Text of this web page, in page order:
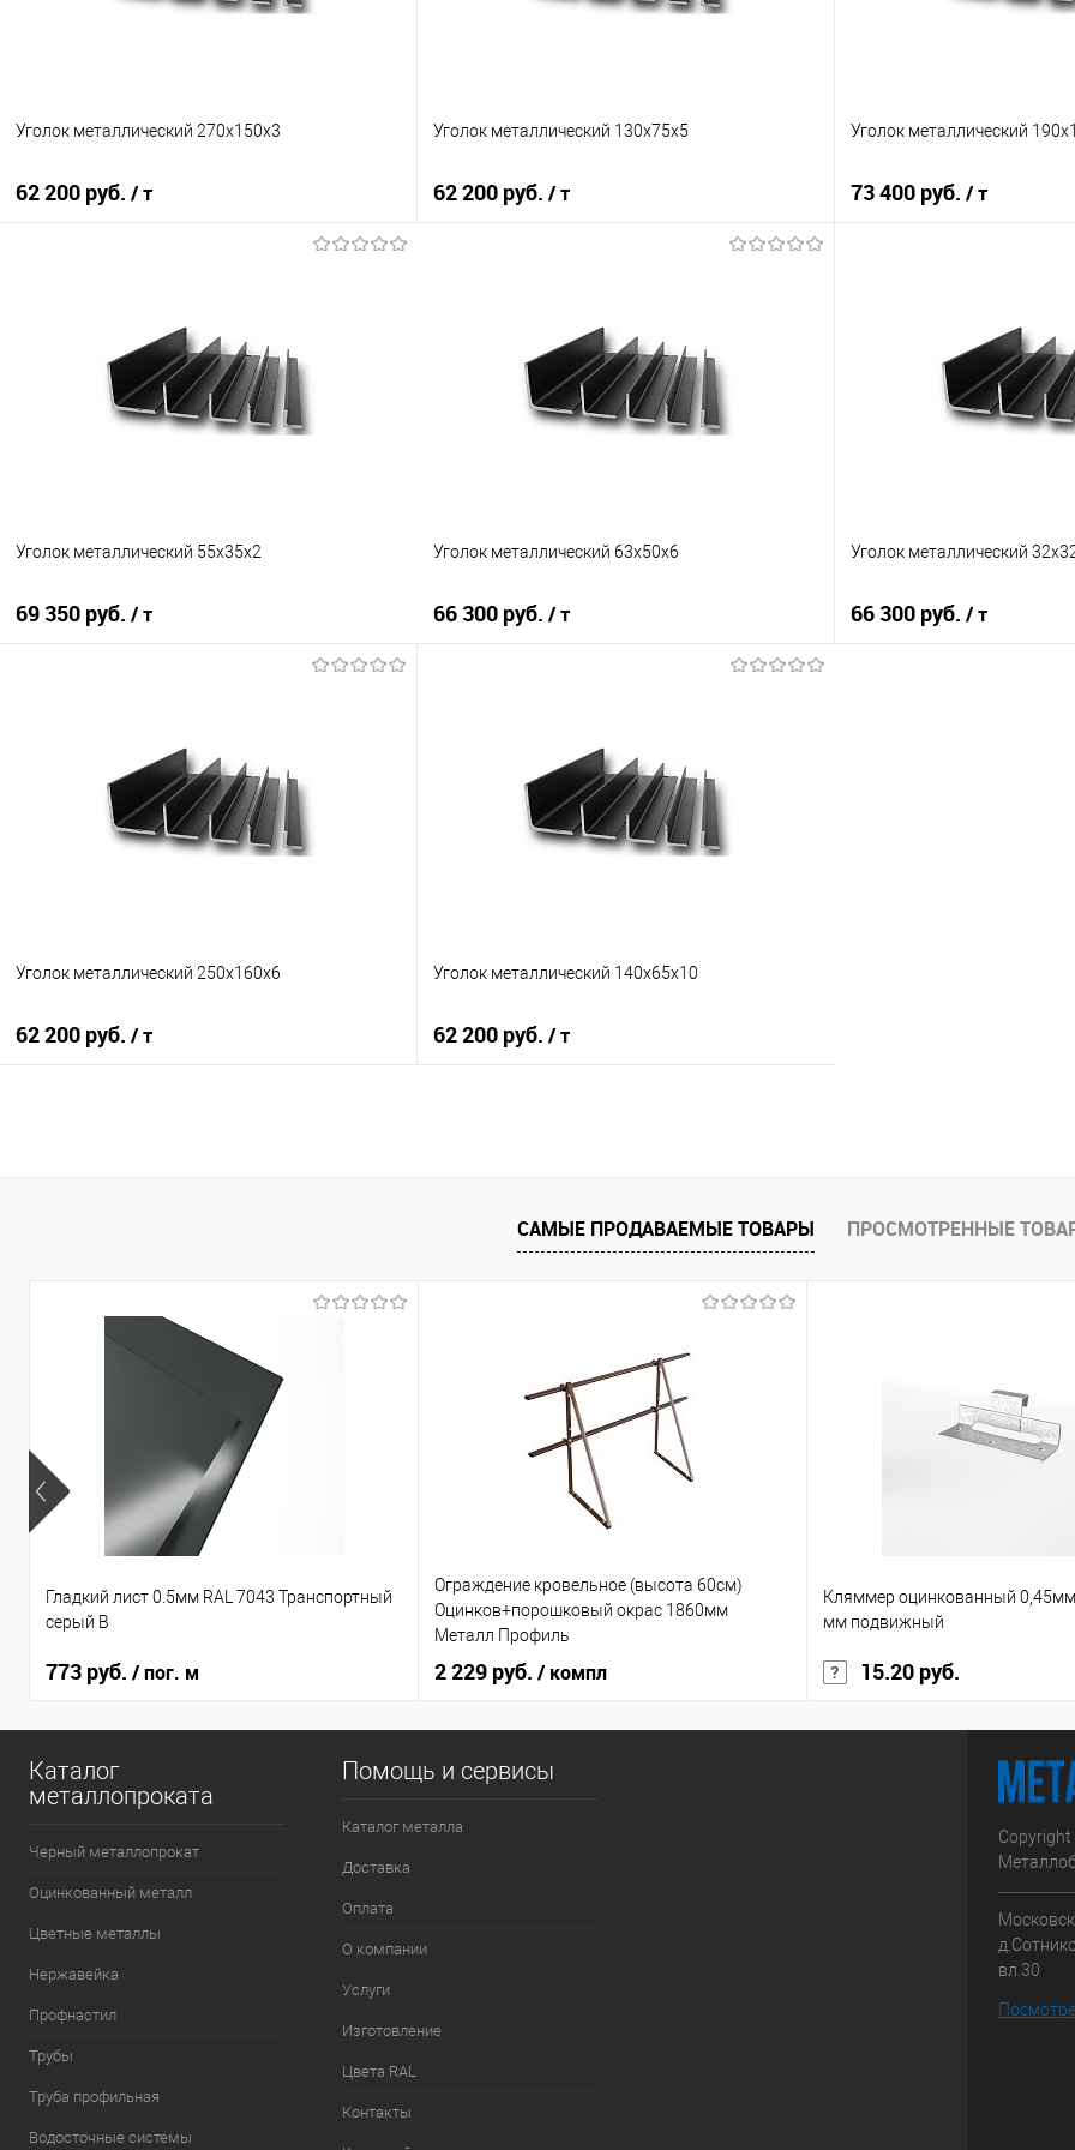
Уголок металлический 270х150х3
62 200 руб. / т
Купить в 1 клик
Сравнение
В избранное
Под заказ
Уголок металлический 130х75х5
62 200 руб. / т
Купить в 1 клик
Сравнение
В избранное
Под заказ
Уголок металлический
73 400 руб. / т
Купить в 1 клик
В избранное
Уголок металлический 55х35х2
69 350 руб. / т
Купить в 1 клик
Сравнение
В избранное
Под заказ
Уголок металлический 63х50х6
66 300 руб. / т
Купить в 1 клик
Сравнение
В избранное
Под заказ
Уголок металлический
66 300 руб. / т
Уголок металлический 250х160х6
62 200 руб. / т
Уголок металлический 140х65х10
62 200 руб. / т
В избранное
Под заказ
САМЫЕ ПРОДАВАЕМЫЕ ТОВАРЫ ПРОСМОТРЕННЫЕ
Гладкий лист 0.5мм RAL 7043 Транспортный
серый B
773 руб. / пог. м
Ограждение кровельное (высота 60см)
Оцинков+порошковый окрас 1860мм
Металл Профиль
2 229 руб. / компл
Кляммер оцинкованный
мм подвижный
15.20 руб.
Каталог
металлопроката
Черный металлопрокат
Оцинкованный металл
Цветные металлы
Нержавейка
Профнастил
Трубы
Труба профильная
Водосточные системы
Помощь и сервисы
Каталог металла
Доставка
Оплата
О компании
Услуги
Изготовление
Цвета RAL
Контакты
вл.30